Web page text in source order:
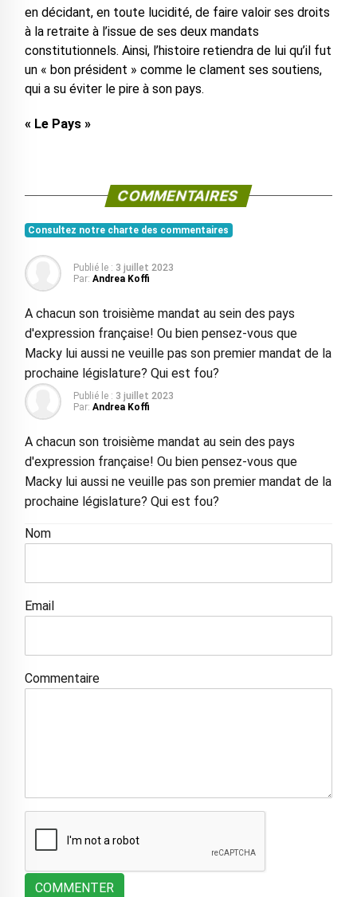
en décidant, en toute lucidité, de faire valoir ses droits
à la retraite à l’issue de ses deux mandats
constitutionnels. Ainsi, l’histoire retiendra de lui qu’il fut
un « bon président » comme le clament ses soutiens,
qui a su éviter le pire à son pays.
« Le Pays »
COMMENTAIRES
Consultez notre charte des commentaires
Publié le : 3 juillet 2023
Par: Andrea Koffi
A chacun son troisième mandat au sein des pays
d'expression française! Ou bien pensez-vous que
Macky lui aussi ne veuille pas son premier mandat de la
prochaine législature? Qui est fou?
Publié le : 3 juillet 2023
Par: Andrea Koffi
A chacun son troisième mandat au sein des pays
d'expression française! Ou bien pensez-vous que
Macky lui aussi ne veuille pas son premier mandat de la
prochaine législature? Qui est fou?
Nom
Email
Commentaire
COMMENTER